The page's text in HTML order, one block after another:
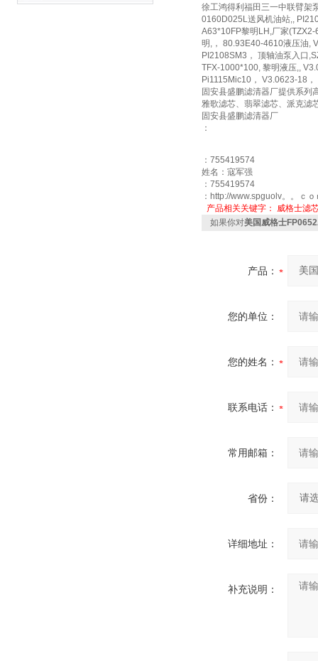
徐工鸿得利福田三一中联臂架
0160D025L送风机油站,,
A63*10FP黎明LH,厂家
明,， 80.93E40-4610液压油,
PI2108SM3， 顶轴油泵入口
TFX-1000*100, 黎明液压,,
Pi1115Mic10， V3.0623-18
固安县盛鹏滤清器厂提供系列
雅歌滤芯、翡翠滤芯、派克滤
固安县盛鹏滤清器厂
：
：755419574
姓名：寇军强
：755419574
：http://www.spguolv。。ｃｏ
产品相关关键字： 威格士滤
如果你对美国威格士
产品：
您的单位：
您的姓名：
联系电话：
常用邮箱：
省份：
详细地址：
补充说明：